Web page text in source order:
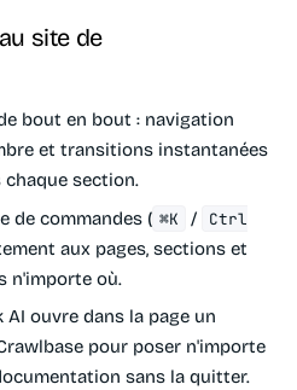
site de
bout en bout : navigation
et transitions instantanées
chaque section.
de commandes ( ⌘K /
Ctrl
aux pages, sections et
n'importe où.
AI ouvre dans la page un
pour poser n'importe
sans la quitter.